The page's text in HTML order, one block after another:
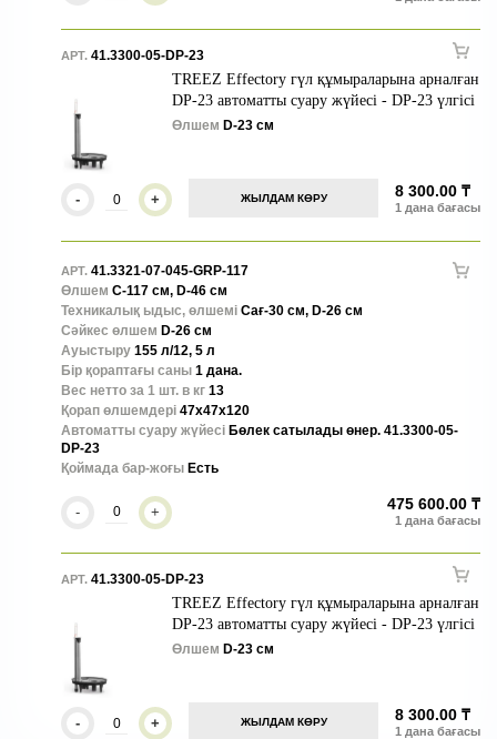
АРТ. 41.3300-05-DP-23
TREEZ Effectory гүл құмыраларына арналған
DP-23 автоматты суару жүйесі - DP-23 үлгісі
Өлшем D-23 см
ЖЫЛДАМ КӨРУ
- + 8 300.00 ₸
АРТ. 41.3321-07-045-GRP-117
Өлшем С-117 см, D-46 см
Техникалық ыдыс, өлшемі Сағ-30 см, D-26 см
Сәйкес өлшем D-26 см
Ауыстыру 155 л/12, 5 л
Бір қораптағы саны 1 дана.
Вес нетто за 1 шт. в кг 13
Қорап өлшемдері 47x47x120
Автоматты суару жүйесі Бөлек сатылады өнер. 41.3300-05-
DP-23
Қоймада бар-жоғы Есть
- + 475 600.00 ₸
АРТ. 41.3300-05-DP-23
TREEZ Effectory гүл құмыраларына арналған
DP-23 автоматты суару жүйесі - DP-23 үлгісі
Өлшем D-23 см
ЖЫЛДАМ КӨРУ
- + 8 300.00 ₸